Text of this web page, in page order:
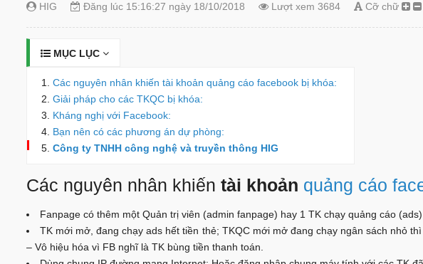
HIG Đăng lúc 15:16:27 ngày 18/10/2018 Lượt xem 3684 Cỡ chữ
MỤC LỤC
Các nguyên nhân khiến tài khoản quảng cáo facebook bị khóa:
Giải pháp cho các TKQC bị khóa:
Kháng nghị với Facebook:
Bạn nên có các phương án dự phòng:
Công ty TNHH công nghệ và truyền thông HIG
Các nguyên nhân khiến tài khoản quảng cáo
Fanpage có thêm một Quản trị viên (admin fanpage) hay 1 TK chạy quảng cáo
TK mới mở, đang chạy ads hết tiền thẻ; TKQC mới mở đang chạy ngân sách nhỏ
– Vô hiệu hóa vì FB nghĩ là TK bùng tiền thanh toán.